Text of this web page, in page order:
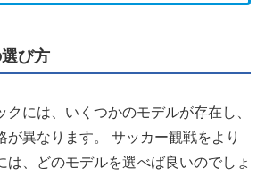
び方
クには、いくつかのモデルが存在し、
が異なります。 サッカー観戦をより
は、どのモデルを選べば良いのでしょ